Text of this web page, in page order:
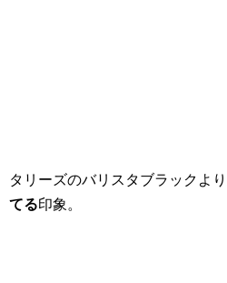
タリーズのバリスタブラックより
てる印象。